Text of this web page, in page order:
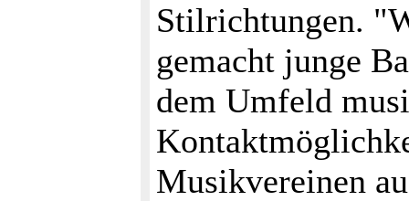
Stilrichtungen.
gemacht junge
dem Umfeld
Musikvereinen